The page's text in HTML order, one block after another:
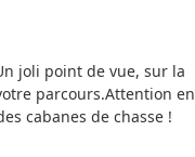
joli point de vue, sur la
parcours.Attention en
cabanes de chasse !